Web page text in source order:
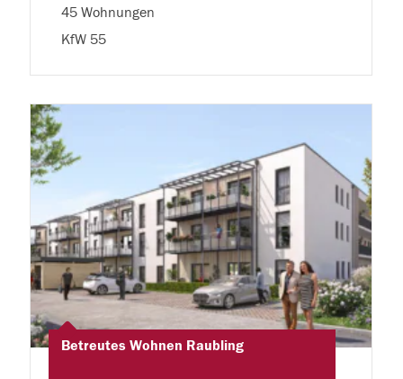
45 Wohnungen
KfW 55
Betreutes Wohnen Raubling